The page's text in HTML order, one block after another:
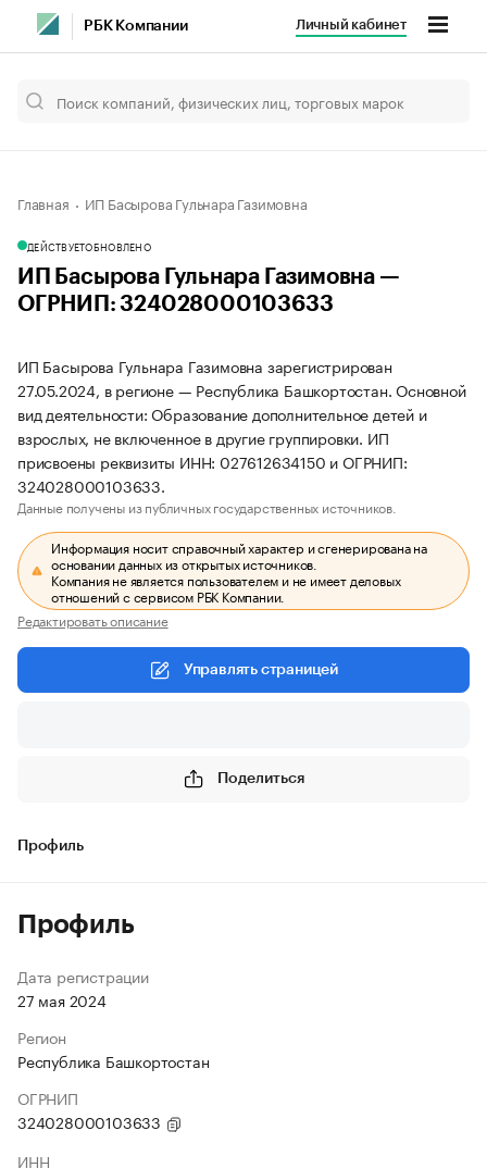
РБК Компании Личный кабинет
Главная ИП Басырова Гульнара Газимовна
ДЕЙСТВУЕТОБНОВЛЕНО
ИП Басырова Гульнара Газимовна —
ОГРНИП: 324028000103633
ИП Басырова Гульнара Газимовна зарегистрирован
27.05.2024, в регионе — Республика Башкортостан. Основной
вид деятельности: Образование дополнительное детей и
взрослых, не включенное в другие группировки. ИП
присвоены реквизиты ИНН: 027612634150 и ОГРНИП:
324028000103633.
Данные получены из публичных государственных источников.
Информация носит справочный характер и сгенерирована на
основании данных из открытых источников.
Компания не является пользователем и не имеет деловых
отношений с сервисом РБК Компании.
Редактировать описание
Управлять страницей
Поделиться
Профиль
Профиль
Дата регистрации
27 мая 2024
Регион
Республика Башкортостан
ОГРНИП
324028000103633
ИНН